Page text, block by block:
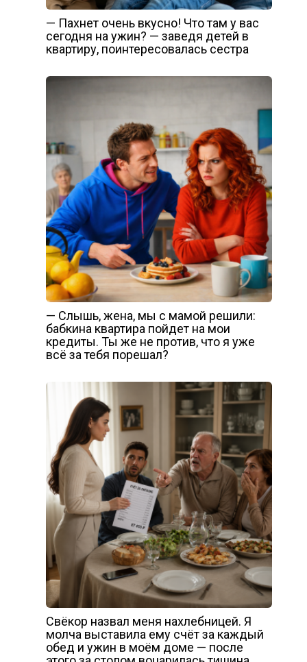
— Пахнет очень вкусно! Что там у вас
сегодня на ужин? — заведя детей в
квартиру, поинтересовалась сестра
— Слышь, жена, мы с мамой решили:
бабкина квартира пойдет на мои
кредиты. Ты же не против, что я уже
всё за тебя порешал?
Свёкор назвал меня нахлебницей. Я
молча выставила ему счёт за каждый
обед и ужин в моём доме — после